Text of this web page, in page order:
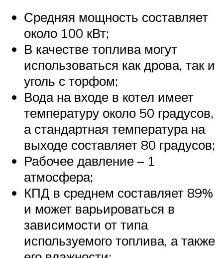
Средняя мощность составляет
около 100 кВт;
В качестве топлива могут
использоваться как дрова, так и
уголь с торфом;
Вода на входе в котел имеет
температуру около 50 градусов,
а стандартная температура на
выходе составляет 80 градусов;
Рабочее давление – 1
атмосфера;
КПД в среднем составляет 89%
и может варьироваться в
зависимости от типа
используемого топлива, а также